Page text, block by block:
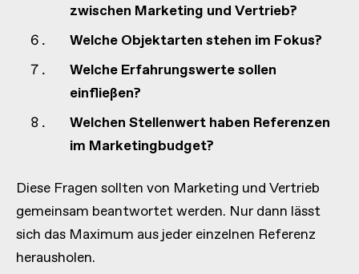
zwischen Marketing und Vertrieb?
Welche Objektarten stehen im Fokus?
Welche Erfahrungswerte sollen
einfließen?
Welchen Stellenwert haben Referenzen
im Marketingbudget?
Diese Fragen sollten von Marketing und Vertrieb
gemeinsam beantwortet werden. Nur dann lässt
sich das Maximum aus jeder einzelnen Referenz
herausholen.